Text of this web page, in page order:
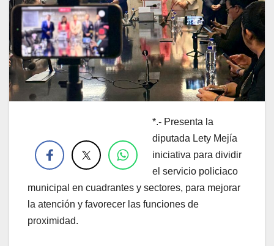
*.- Presenta la
diputada Lety Mejía
iniciativa para dividir
el servicio policiaco
municipal en cuadrantes y sectores, para mejorar
la atención y favorecer las funciones de
proximidad.